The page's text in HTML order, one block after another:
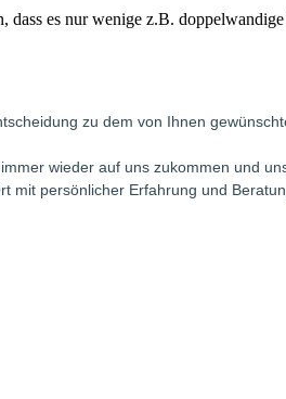
dass es nur wenige z.B.
zu dem von Ihnen
wieder auf uns zukommen und
mit persönlicher Erfahrung und